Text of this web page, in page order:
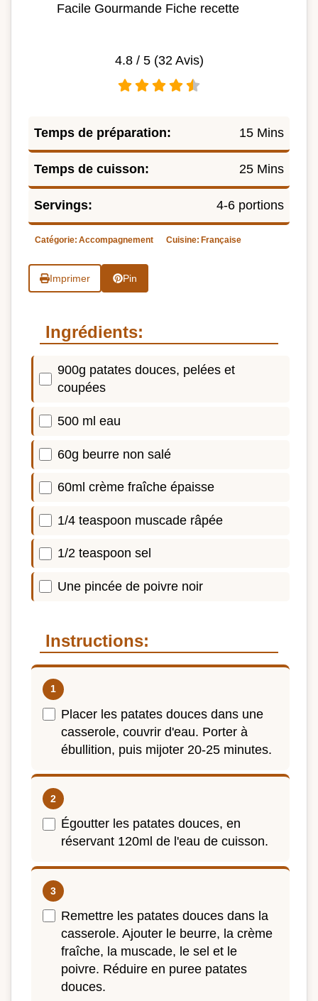
Facile Gourmande Fiche recette
4.8/ 5 (32 Avis)
Temps de préparation: 15 Mins
Temps de cuisson: 25 Mins
Servings: 4-6 portions
Catégorie: Accompagnement Cuisine: Française
Imprimer Pin
Ingrédients:
900g patates douces, pelées et
coupées
500 ml eau
60g beurre non salé
60ml crème fraîche épaisse
1/4 teaspoon muscade râpée
1/2 teaspoon sel
Une pincée de poivre noir
Instructions:
Placer les patates douces dans une
casserole, couvrir d'eau. Porter à
ébullition, puis mijoter 20-25 minutes.
Égoutter les patates douces, en
réservant 120ml de l'eau de cuisson.
Remettre les patates douces dans la
casserole. Ajouter le beurre, la crème
fraîche, la muscade, le sel et le
poivre. Réduire en puree patates
douces.